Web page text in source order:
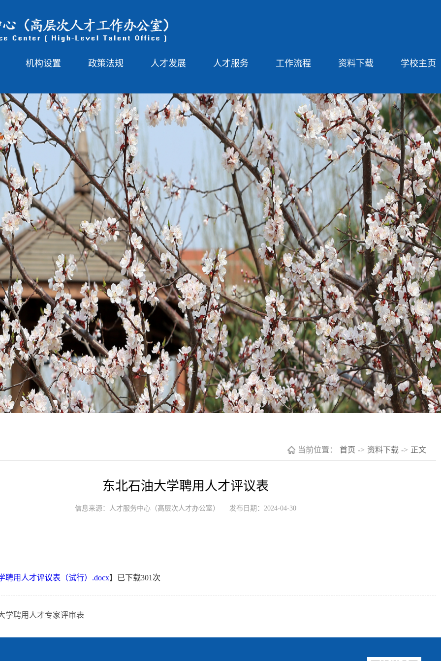
机构设置 政策法规 人才发展 人才服务 工作流程 资料下载 学校主页
当前位置： 首页 -> 资料下载 -> 正文
东北石油大学聘用人才评议表
信息来源：人才服务中心（高层次人才办公室） 发布日期：2024-04-30
聘用人才评议表（试行）.docx】已下载301 次
学聘用人才专家评审表